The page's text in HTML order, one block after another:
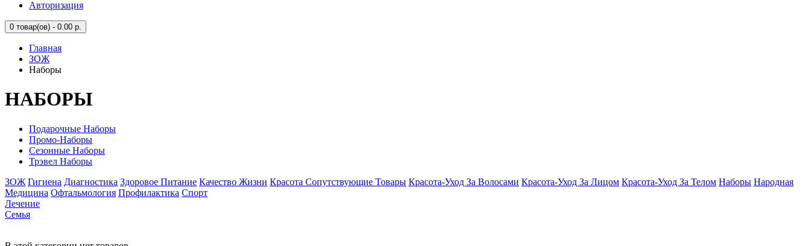
Авторизация
0 товар(ов) - 0.00 р.
Главная
ЗОЖ
Наборы
НАБОРЫ
Подарочные Наборы
Промо-Наборы
Сезонные Наборы
Трэвел Наборы
ЗОЖ Гигиена Диагностика Здоровое Питание Качество Жизни Красота Сопутствующие Товары Красота-Уход За Волосами Красота-Уход За Лицом Красота-Уход За Телом Наборы Народная
Медицина Офтальмология Профилактика Спорт
Лечение
Семья